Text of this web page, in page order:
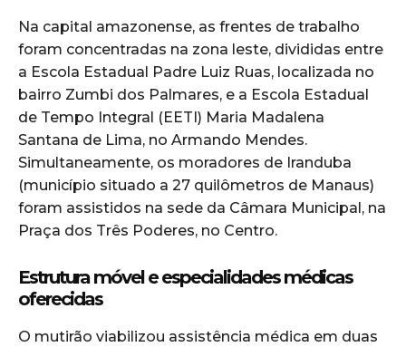
Na capital amazonense, as frentes de trabalho
foram concentradas na zona leste, divididas entre
a Escola Estadual Padre Luiz Ruas, localizada no
bairro Zumbi dos Palmares, e a Escola Estadual
de Tempo Integral (EETI) Maria Madalena
Santana de Lima, no Armando Mendes.
Simultaneamente, os moradores de Iranduba
(município situado a 27 quilômetros de Manaus)
foram assistidos na sede da Câmara Municipal, na
Praça dos Três Poderes, no Centro.
Estrutura móvel e especialidades médicas
oferecidas
O mutirão viabilizou assistência médica em duas